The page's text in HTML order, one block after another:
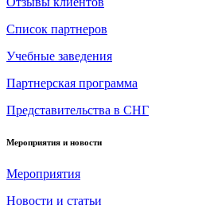
Список партнеров
Учебные заведения
Партнерская программа
Представительства в СНГ
Мероприятия и новости
Мероприятия
Новости и статьи